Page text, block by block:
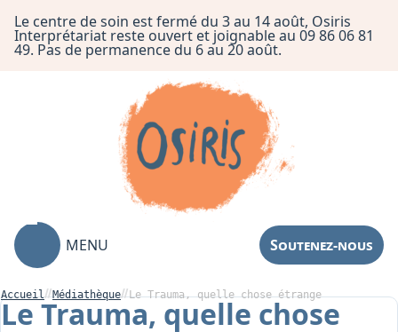
Le centre de soin est fermé du 3 au 14 août, Osiris
Interprétariat reste ouvert et joignable au 09 86 06 81
49. Pas de permanence du 6 au 20 août.
MENU Soutenez-nous
Accueil Médiathèque Le Trauma, quelle chose étrange
Le Trauma, quelle chose